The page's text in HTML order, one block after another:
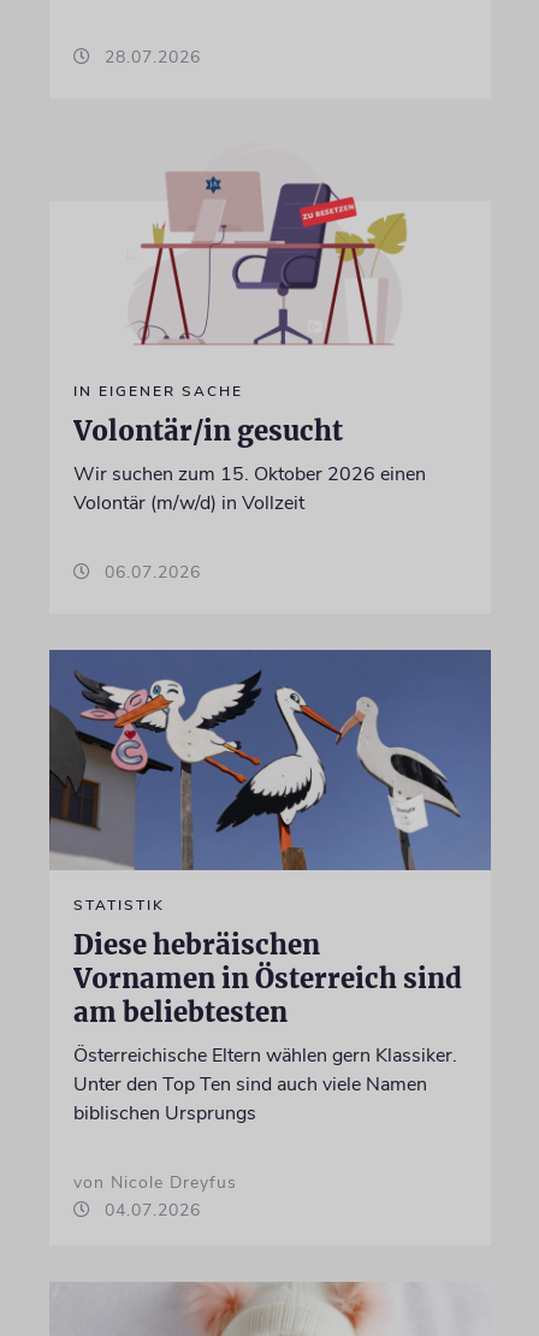
28.07.2026
IN EIGENER SACHE
Volontär/in gesucht
Wir suchen zum 15. Oktober 2026 einen
Volontär (m/w/d) in Vollzeit
06.07.2026
STATISTIK
Diese hebräischen
Vornamen in Österreich sind
am beliebtesten
Österreichische Eltern wählen gern Klassiker.
Unter den Top Ten sind auch viele Namen
biblischen Ursprungs
von Nicole Dreyfus
04.07.2026